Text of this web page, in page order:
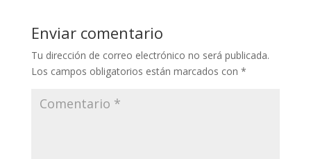
Enviar comentario
Tu dirección de correo electrónico no será publicada.
Los campos obligatorios están marcados con *